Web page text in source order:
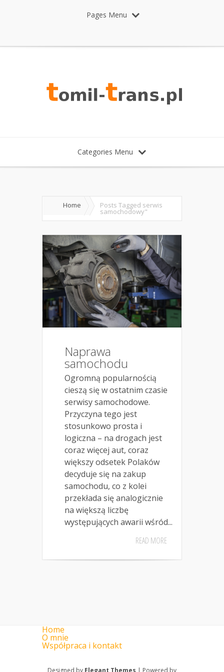
Pages Menu
Categories Menu
Home Posts Tagged serwis
samochodowy"
Naprawa
samochodu
Ogromną popularnością
cieszą się w ostatnim czasie
serwisy samochodowe.
Przyczyna tego jest
stosunkowo prosta i
logiczna – na drogach jest
coraz więcej aut, coraz
większy odsetek Polaków
decyduje się na zakup
samochodu, co z kolei
przekłada się analogicznie
na większą liczbę
występujących awarii wśród...
READ MORE
Home
O mnie
Współpraca i kontakt